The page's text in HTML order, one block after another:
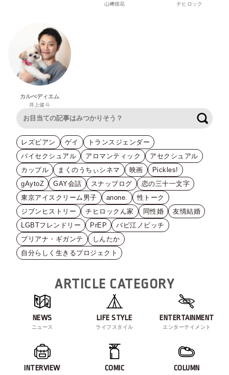
山﨑穂花 チヒロック
カルぺディエム
井上健斗
レズビアン ゲイ
トランスジェンダー
バイセクシュアル
アロマンティック
アセクシュアル
カップル
まくのうちぃシネマ 映画
Pickles!
gAytoZ
GAY会話 スナップログ
恋の三十一文字
東京アイスクリーム男子
anone.
性トーク
ジブンヒストリー
チヒロックん家 同性婚
友情結婚
LGBTフレンドリー
PrEP
バビ江ノビッチ
ブリアナ・ギガンテ
しんたか
自分らしく生きるプロジェクト
ARTICLE CATEGORY
NEWS
ニュース
LIFE STYLE
ライフスタイル
ENTERTAINMENT
エンターテイメント
INTERVIEW COMIC COLUMN